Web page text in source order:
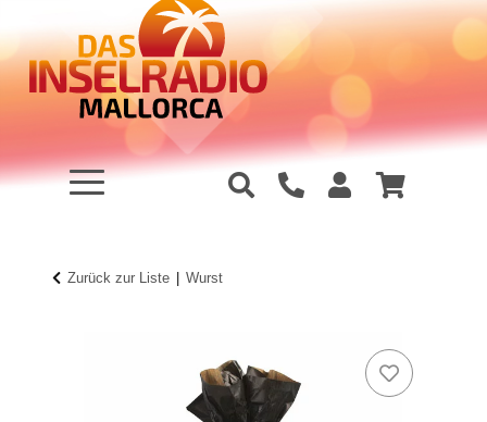
Zurück zur Liste Wurst